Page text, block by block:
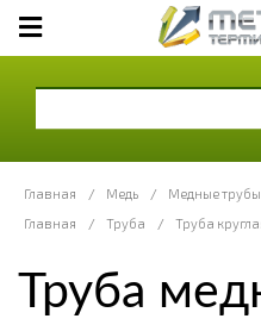
Главная / Медь /
Медные трубы
Главная
/ Труба / Труба
Труба